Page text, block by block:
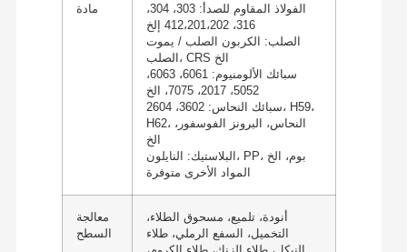
مادة
الفولاذ المقاوم للصدأ: 303، 304،
316، 412،201،202 إلخ
الصلب: الكربون الصلب / يموت
الصلب، CRS الخ
سبائك الألومنيوم: 6061، 6063،
5052، 2017، 7075، الخ
سبائك النحاس: 3602، 2604، H59،
H62، النحاس، البرونز الفوسفور،
الخ
البلاستيك: النايلون، PP، بوم، الخ
المواد الأخرى متوفرة
معالجة
السطح
أنودة، تلميع، مسحوق الطلاء،
التخميل، السفع الرملي، طلاء